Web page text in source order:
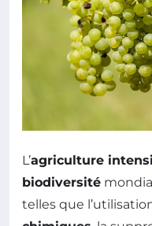
L’agriculture
biodiversité
telles que